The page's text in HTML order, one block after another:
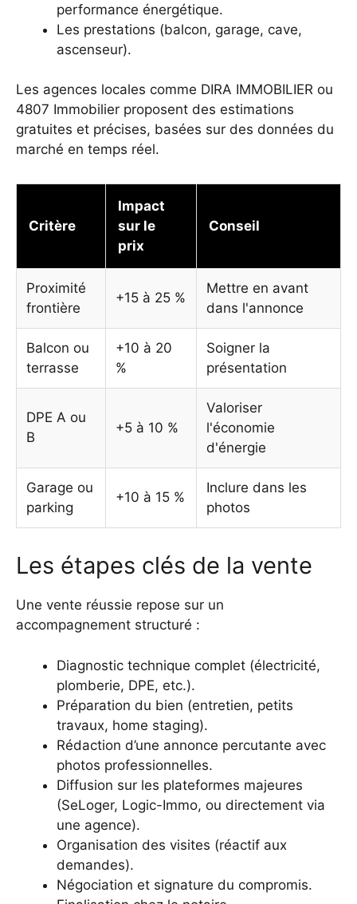
performance énergétique.
Les prestations (balcon, garage, cave,
ascenseur).
Les agences locales comme DIRA IMMOBILIER ou
4807 Immobilier proposent des estimations
gratuites et précises, basées sur des données du
marché en temps réel.
Critère
Impact
sur le
prix
Conseil
Proximité
frontière
+15 à 25 %
Mettre en avant
dans l'annonce
Balcon ou
terrasse
+10 à 20
%
Soigner la
présentation
DPE A ou
B
+5 à 10 %
Valoriser
l'économie
d'énergie
Garage ou
parking
+10 à 15 %
Inclure dans les
photos
Les étapes clés de la vente
Une vente réussie repose sur un
accompagnement structuré :
Diagnostic technique complet (électricité,
plomberie, DPE, etc.).
Préparation du bien (entretien, petits
travaux, home staging).
Rédaction d’une annonce percutante avec
photos professionnelles.
Diffusion sur les plateformes majeures
(SeLoger, Logic-Immo, ou directement via
une agence).
Organisation des visites (réactif aux
demandes).
Négociation et signature du compromis.